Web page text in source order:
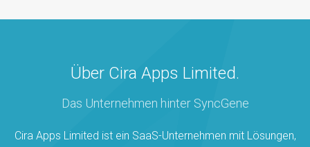
Über Cira Apps Limited.
Das Unternehmen hinter SyncGene
Cira Apps Limited ist ein SaaS-Unternehmen mit Lösungen,